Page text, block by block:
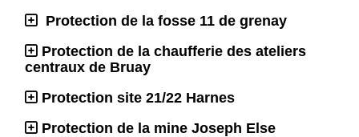
Protection de la fosse 11 de grenay
Protection de la chaufferie des ateliers
centraux de Bruay
Protection site 21/22 Harnes
Protection de la mine Joseph Else